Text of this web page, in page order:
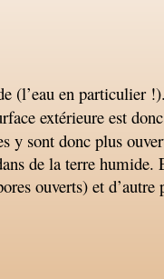
(l’eau en particulier !).
extérieure est
y sont donc plus
de la terre
ouverts) et